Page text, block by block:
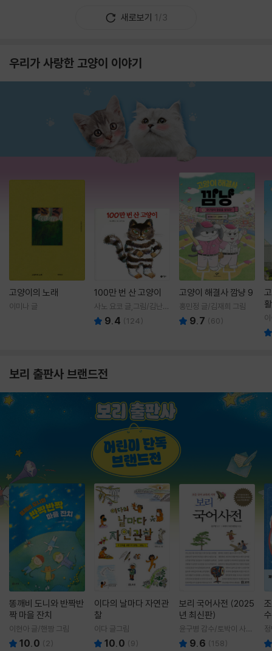
새로보기 1/3
우리가 사랑한 고양이 이야기
고양이의 노래
이미나 글
100만 번 산 고양이
사노 요코 글,그림/김난주
역 9.4 (124)
고양이 해결사 깜냥 9
홍민정 글/김재희 그림
9.7 (60)
보리 출판사 브랜드전
똥깨비 도니와 반짝반
짝 마을 잔치
이현아 글/핸짱 그림
10.0 ( 2)
이다의 날마다 자연관
찰
이다 글그림
10.0 (9)
보리 국어사전 (2025
년 최신판)
윤구병 감수/토박이 사전
편찬실 편
9.6 (158)